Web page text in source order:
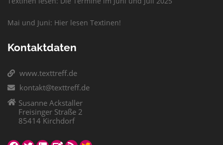
Mai und Juni: Hier lesen Textinen!
Kontaktdaten
www.texttreff.de
kontakt@texttreff.de
Susanne Ackstaller
Freisinger Straße 2
85414 Kirchdorf